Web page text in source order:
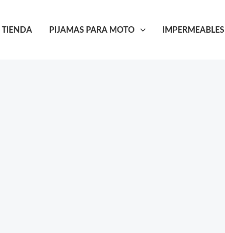
TIENDA PIJAMAS PARA MOTO IMPERMEABLES